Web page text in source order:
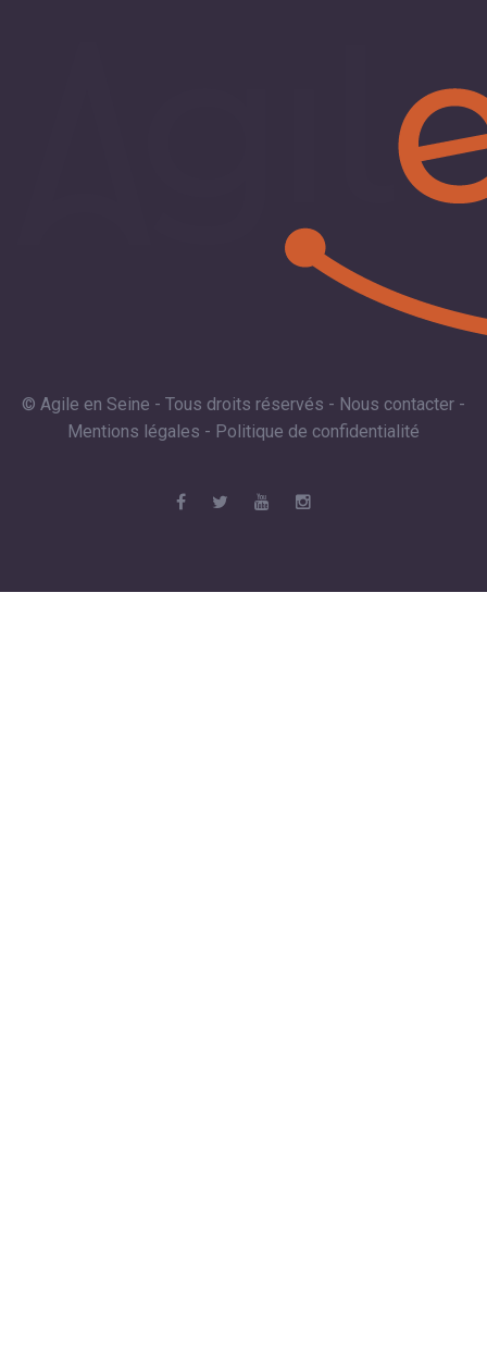
© Agile en Seine - Tous droits réservés - Nous contacter -
Mentions légales - Politique de confidentialité